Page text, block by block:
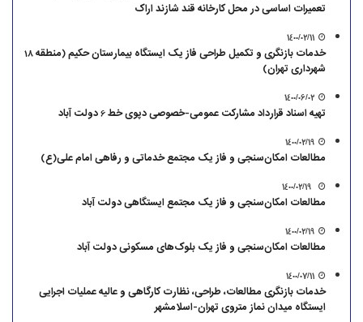
تعمیرات اساسی در محل کارخانه قند شازند اراک
1400/02/11
خدمات بازنگری و تکمیل طراحی فاز یک ایستگاه بیمارستان حکیم (منطقه 18
شهرداری تهران)
1400/06/02
تهیه اسناد قرارداد مشارکت عمومی-خصوصی دپوی خط 6 دولت آباد
1400/02/19
مطالعات امکان‌سنجی و فاز یک مجتمع خدماتی و رفاهی امام علی(ع)
مطالعات امکان‌سنجی و فاز یک مجتمع ایستگاهی دولت آباد
1400/02/19
مطالعات امکان‌سنجی و فاز یک بلوک‌های مسکونی دولت آباد
1400/07/11
خدمات بازنگری مطالعات، طراحی، نظارت کارگاهی و عالیه عملیات اجرایی
ایستگاه میدان نماز متروی تهران-اسلامشهر